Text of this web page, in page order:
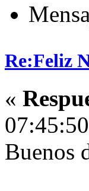
Re:Feliz
«
Buenos